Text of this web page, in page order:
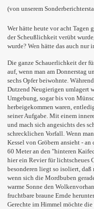
(von unserem
Wer hätte heute vor acht Tagen
der Scheußlichkeit verübt
wurde? Wen hätte das auch nur
Die ganze Schauerlichkeit der
auf, wenn man am Donnerstag
sechs Opfer beiwohnte.
Dutzend Neugierigen umlagert
Umgebung, sogar bis von
herbeigekommen waren,
seiner Aufgabe. Mit einem
und mach sich angesichts des
schrecklichen Vorfall. Wenn
Kessel von Gröbern ansieht -
60 Meter an den "hinteren
hier ein Revier für lichtscheues
besonderen liegt so isoliert,
wenn sich die Mordbuben
warme Sonne den
fruchtbare braune Ernde
Gerechte im Himmel möchte